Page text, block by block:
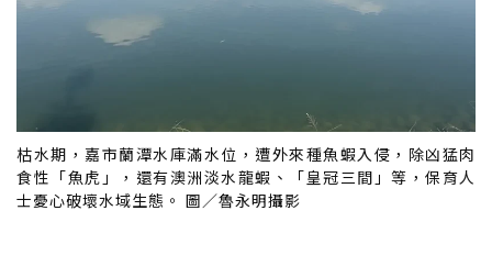
枯水期，嘉市蘭潭水庫滿水位，遭外來種魚蝦入侵，除凶猛肉
食性「魚虎」，還有澳洲淡水龍蝦、「皇冠三間」等，保育人
士憂心破壞水域生態。 圖／魯永明攝影